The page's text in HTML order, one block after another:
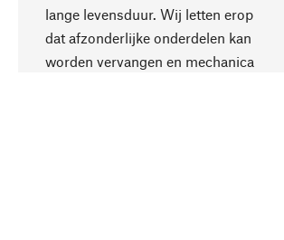
lange levensduur. Wij letten erop
dat afzonderlijke onderdelen kan
worden vervangen en mechanica